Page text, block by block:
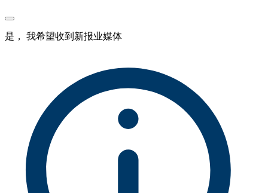
是， 我希望收到新报业媒体